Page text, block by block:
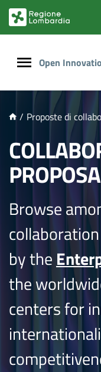
PRINCIPALE
Open
/ Proposte di
Browse
by the
the
centers for